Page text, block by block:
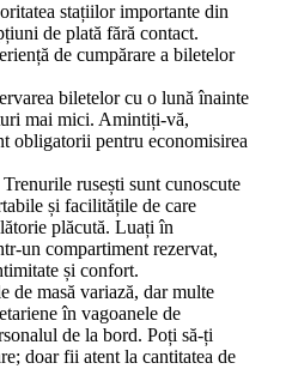
stațiilor importante din
de plată fără contact.
de cumpărare a biletelor
biletelor cu o lună înainte
mai mici. Amintiți-vă,
obligatorii pentru economisirea
rusești sunt cunoscute
și facilitățile de care
plăcută. Luați în
un compartiment rezervat,
și confort.
de masă variază, dar multe
în vagoanele de
de la bord. Poți să-ți
doar fii atent la cantitatea de